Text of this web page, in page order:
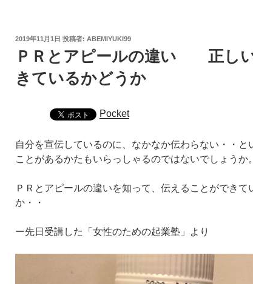
投
日:
2019年11月1日 投稿者: ABEMIYUKI99
ＰＲとアピールの違い 正し
きているかどうか
Pocket
自分を宣伝しているのに、なかなか伝わらない・・と
ことがあるかたもいらっしゃるのではないでしょうか。
ＰＲとアピールの違いを知って、伝えることができて
か・・
ー先日受講した「女性のための起業塾」より